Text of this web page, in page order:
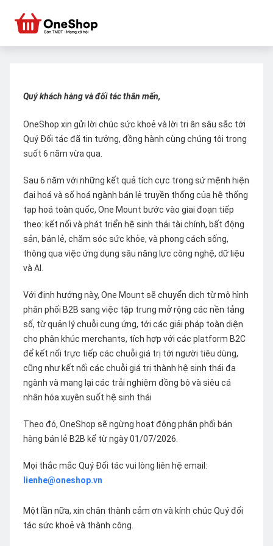
Quý khách hàng và đối tác thân mến,
OneShop xin gửi lời chúc sức khoẻ và lời tri ân sâu sắc tới
Quý Đối tác đã tin tưởng, đồng hành cùng chúng tôi trong
suốt 6 năm vừa qua.
Sau 6 năm với những kết quả tích cực trong sứ mệnh hiện
đại hoá và số hoá ngành bán lẻ truyền thống của hệ thống
tạp hoá toàn quốc, One Mount bước vào giai đoạn tiếp
theo: kết nối và phát triển hệ sinh thái tài chính, bất động
sản, bán lẻ, chăm sóc sức khỏe, và phong cách sống,
thông qua việc ứng dụng sâu năng lực công nghệ, dữ liệu
và AI.
Với định hướng này, One Mount sẽ chuyển dịch từ mô hình
phân phối B2B sang việc tập trung mở rộng các nền tảng
số, từ quản lý chuỗi cung ứng, tới các giải pháp toàn diện
cho phân khúc merchants, tích hợp với các platform B2C
để kết nối trực tiếp các chuỗi giá trị tới người tiêu dùng,
cũng như kết nối các chuỗi giá trị thành hệ sinh thái đa
ngành và mang lại các trải nghiệm đồng bộ và siêu cá
nhân hóa xuyên suốt hệ sinh thái
Theo đó, OneShop sẽ ngừng hoạt động phân phối bán
hàng bán lẻ B2B kể từ ngày 01/07/2026.
Mọi thắc mắc Quý Đối tác vui lòng liên hệ email:
lienhe@oneshop.vn
Một lần nữa, xin chân thành cảm ơn và kính chúc Quý đối
tác sức khoẻ và thành công.